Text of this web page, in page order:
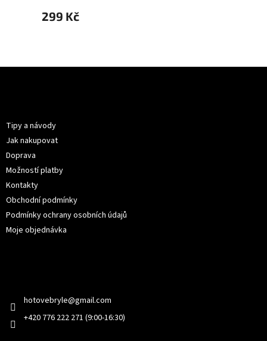
299 Kč
Tipy a návody
Jak nakupovat
Doprava
Možností platby
Kontakty
Obchodní podmínky
Podmínky ochrany osobních údajů
Moje objednávka
hotovebryle@gmail.com
+420 776 222 271 (9:00-16:30)